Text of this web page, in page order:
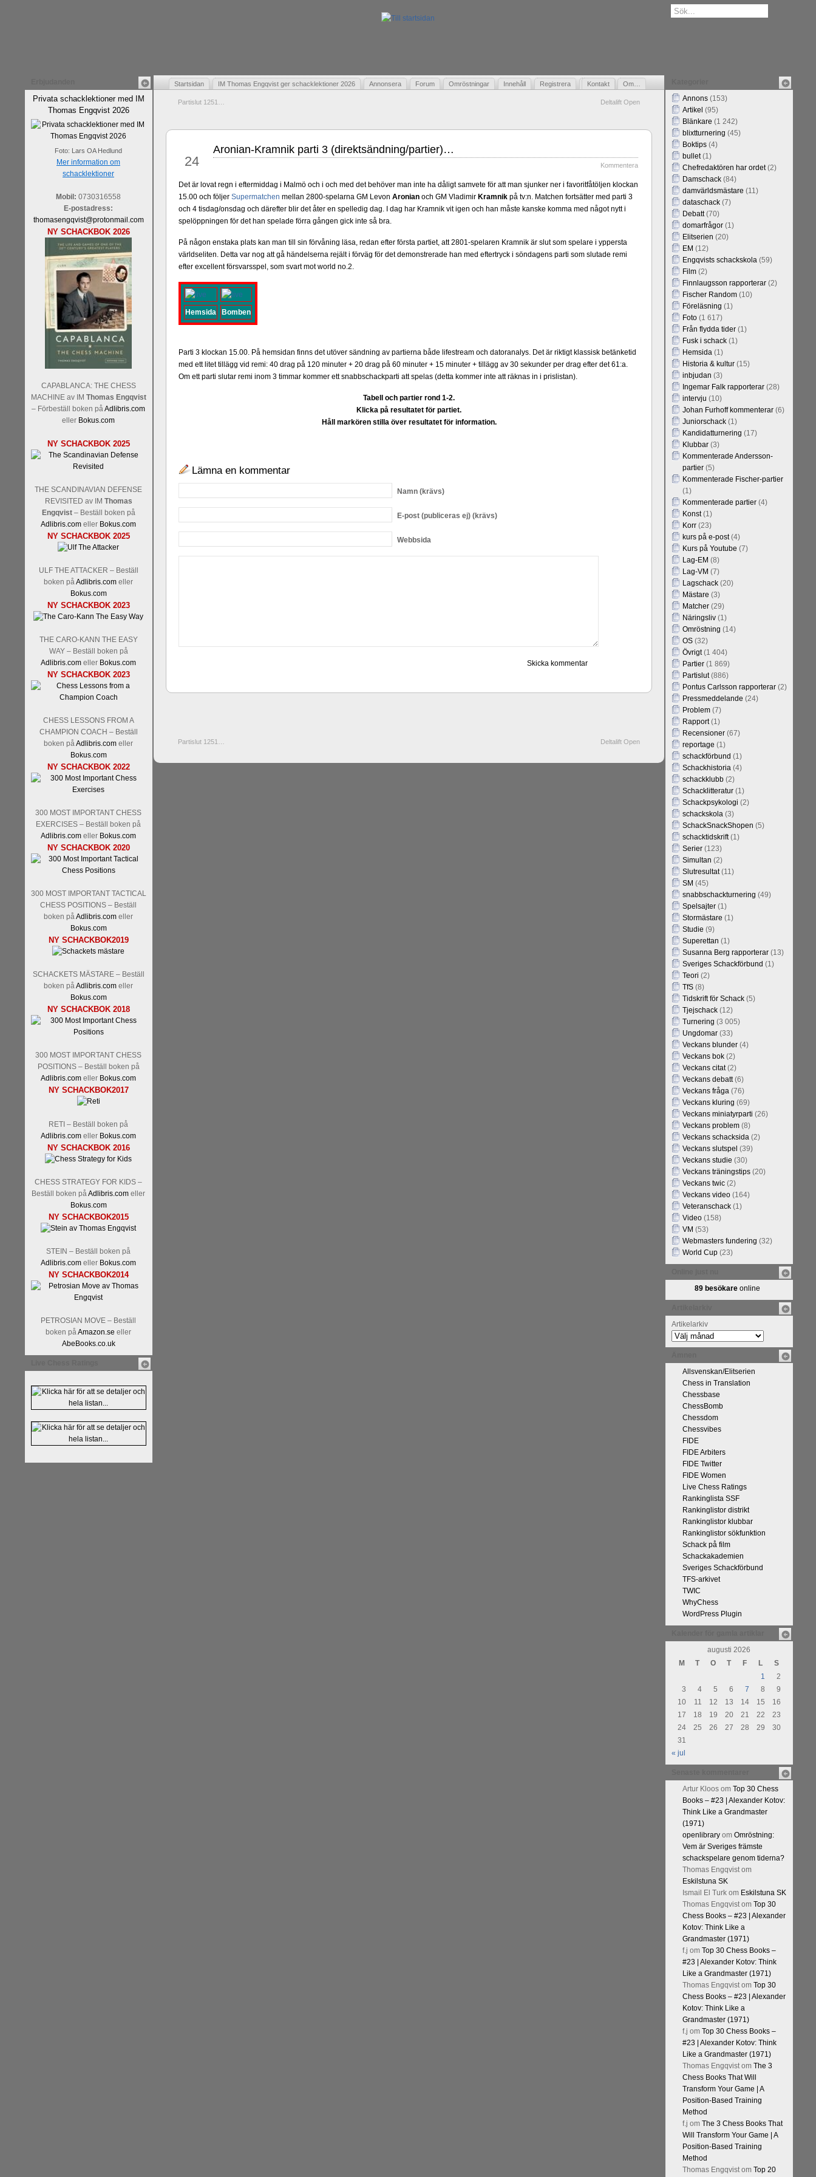
Privata schacklektioner med IM
Thomas Engqvist 2026
Foto: Lars OA Hedlund
Mer information om
schacklektioner
Mobil: 0730316558
E-postadress:
thomasengqvist@protonmail.com
NY SCHACKBOK 2026
CAPABLANCA: THE CHESS
MACHINE av IM Thomas Engqvist
– Förbeställ boken påAdlibris.com
eller Bokus.com
NY SCHACKBOK 2025
THE SCANDINAVIAN DEFENSE
REVISITED av IM Thomas
Engqvist– Beställ boken på
Adlibris.com eller Bokus.com
NY SCHACKBOK 2025
ULF THE ATTACKER – Beställ
boken påAdlibris.com eller
Bokus.com
NY SCHACKBOK 2023
THE CARO-KANN THE EASY
WAY – Beställ boken på
Adlibris.com eller Bokus.com
NY SCHACKBOK 2023
CHESS LESSONS FROM A
CHAMPION COACH – Beställ
boken påAdlibris.com eller
Bokus.com
NY SCHACKBOK 2022
300 MOST IMPORTANT CHESS
EXERCISES – Beställ boken på
Adlibris.com eller Bokus.com
NY SCHACKBOK 2020
300 MOST IMPORTANT TACTICAL
CHESS POSITIONS – Beställ
boken påAdlibris.com eller
Bokus.com
NY SCHACKBOK2019
SCHACKETS MÄSTARE – Beställ
boken påAdlibris.com eller
Bokus.com
NY SCHACKBOK 2018
300 MOST IMPORTANT CHESS
POSITIONS – Beställ boken på
Adlibris.com eller Bokus.com
NY SCHACKBOK2017
RETI – Beställ boken på
Adlibris.com eller Bokus.com
NY SCHACKBOK 2016
CHESS STRATEGY FOR KIDS –
Beställ boken påAdlibris.com eller
Bokus.com
NY SCHACKBOK2015
STEIN – Beställ boken på
Adlibris.com eller Bokus.com
NY SCHACKBOK2014
PETROSIAN MOVE – Beställ
boken påAmazon.se eller
AbeBooks.co.uk
Startsidan IM Thomas Engqvist ger schacklektioner 2026 Annonsera Forum Omröstningar Innehåll Registrera Kontakt Om…
Gästbok
Partislut 1251… Deltalift Open
24
Aronian-Kramnik parti 3 (direktsändning/partier)…
Kommentera
Det är lovat regn i eftermiddag i Malmö och i och med det behöver man inte ha dåligt samvete för att man sjunker ner i favoritfåtöljen klockan
15.00 och följer Supermatchen mellan 2800-spelarna GM Levon Aronianoch GM Vladimir Kramnik på tv:n. Matchen fortsätter med parti 3
och 4 tisdag/onsdag och därefter blir det åter en spelledig dag. I dag har Kramnik vit igen och han måste kanske komma med något nytt i
spelöppningen för det han spelade förra gången gick inte så bra.
På någon enstaka plats kan man till sin förvåning läsa, redan efter första partiet, att 2801-spelaren Kramnik är slut som spelare i yppersta
världseliten. Detta var nog att gå händelserna rejält i förväg för det demonstrerade han med eftertryck i söndagens parti som slutade remi
efter excellent försvarsspel, som svart mot world no.2.
Hemsida Bomben
Parti 3 klockan 15.00. På hemsidan finns det utöver sändning av partierna både lifestream och datoranalys. Det är riktigt klassisk betänketid
med ett litet tillägg vid remi: 40 drag på 120 minuter + 20 drag på 60 minuter + 15 minuter + tillägg av 30 sekunder per drag efter det 61:a.
Om ett parti slutar remi inom 3 timmar kommer ett snabbschackparti att spelas (detta kommer inte att räknas in i prislistan).
Tabell och partier rond 1-2.
Klicka på resultatet för partiet.
Håll markören stilla över resultatet för information.
Lämna en kommentar
Namn(krävs)
E-post(publiceras ej) (krävs)
Webbsida
Partislut 1251… Deltalift Open
Annons(153)
Artikel (95)
Blänkare (1 242)
blixtturnering (45)
Boktips(4)
bullet(1)
Chefredaktören har ordet(2)
Damschack(84)
damvärldsmästare (11)
dataschack(7)
Debatt(70)
domarfrågor(1)
Elitserien (20)
EM (12)
Engqvists schackskola(59)
Film(2)
Finnlaugsson rapporterar(2)
Fischer Random(10)
Föreläsning (1)
Foto(1 617)
Från flydda tider(1)
Fusk i schack(1)
Hemsida(1)
Historia & kultur(15)
inbjudan (3)
Ingemar Falk rapporterar(28)
intervju (10)
Johan Furhoff kommenterar(6)
Juniorschack(1)
Kandidatturnering (17)
Klubbar(3)
Kommenterade Andersson-
partier(5)
Kommenterade Fischer-partier
(1)
Kommenterade partier(4)
Konst(1)
Korr(23)
kurs på e-post(4)
Kurs på Youtube (7)
Lag-EM (8)
Lag-VM (7)
Lagschack(20)
Mästare (3)
Matcher(29)
Näringsliv(1)
Omröstning (14)
OS(32)
Övrigt(1 404)
Partier(1 869)
Partislut(886)
Pontus Carlsson rapporterar(2)
Pressmeddelande (24)
Problem(7)
Rapport(1)
Recensioner(67)
reportage (1)
schackförbund (1)
Schackhistoria(4)
schackklubb(2)
Schacklitteratur(1)
Schackpsykologi (2)
schackskola(3)
SchackSnackShopen (5)
schacktidskrift(1)
Serier(123)
Simultan (2)
Slutresultat(11)
SM (45)
snabbschackturnering (49)
Spelsajter(1)
Stormästare (1)
Studie (9)
Superettan (1)
Susanna Berg rapporterar(13)
Sveriges Schackförbund (1)
Teori (2)
TfS(8)
Tidskrift för Schack(5)
Tjejschack(12)
Turnering (3 005)
Ungdomar(33)
Veckans blunder(4)
Veckans bok(2)
Veckans citat(2)
Veckans debatt(6)
Veckans fråga(76)
Veckans kluring (69)
Veckans miniatyrparti (26)
Veckans problem(8)
Veckans schacksida(2)
Veckans slutspel (39)
Veckans studie (30)
Veckans träningstips(20)
Veckans twic(2)
Veckans video(164)
Veteranschack(1)
Video(158)
VM (53)
Webmasters fundering (32)
World Cup(23)
89 besökareonline
Artikelarkiv
Allsvenskan/Elitserien
Chess in Translation
Chessbase
ChessBomb
Chessdom
Chessvibes
FIDE
FIDE Arbiters
FIDE Twitter
FIDE Women
Live Chess Ratings
Rankinglista SSF
Rankinglistor distrikt
Rankinglistor klubbar
Rankinglistor sökfunktion
Schack på film
Schackakademien
Sveriges Schackförbund
TFS-arkivet
TWIC
WhyChess
WordPress Plugin
augusti 2026
M
T O T F L
S
1
2
3
4 5 6 7 8
9
10
11 12 13 14 15
16
17
18 19 20 21 22
23
24
25 26 27 28 29
30
31
« jul
Artur Kloosom Top 30 Chess
Books – #23 | Alexander Kotov:
Think Like a Grandmaster
(1971)
openlibraryom Omröstning:
Vem är Sveriges främste
schackspelare genom tiderna?
Thomas Engqvistom
Eskilstuna SK
Ismail El Turkom Eskilstuna SK
Thomas Engqvistom Top 30
Chess Books – #23 | Alexander
Kotov: Think Like a
Grandmaster (1971)
f.j om Top 30 Chess Books –
#23 | Alexander Kotov: Think
Like a Grandmaster (1971)
Thomas Engqvistom Top 30
Chess Books – #23 | Alexander
Kotov: Think Like a
Grandmaster (1971)
f.j om Top 30 Chess Books –
#23 | Alexander Kotov: Think
Like a Grandmaster (1971)
Thomas Engqvistom The 3
Chess Books That Will
Transform Your Game | A
Position-Based Training
Method
f.j om The 3 Chess Books That
Will Transform Your Game | A
Position-Based Training
Method
Thomas Engqvistom Top 20